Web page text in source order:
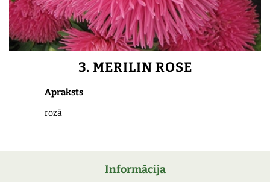
3. MERILIN ROSE
Apraksts
rozā
Informācija